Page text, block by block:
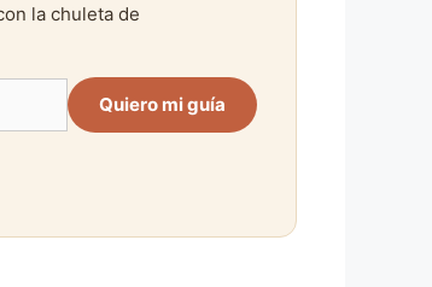
la chuleta de
Quiero mi guía